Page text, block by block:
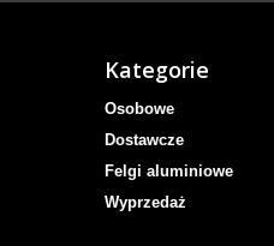
Kategorie
Osobowe
Dostawcze
Felgi aluminiowe
Wyprzedaż